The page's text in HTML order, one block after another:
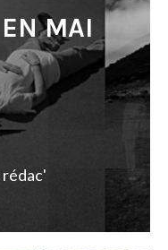
MAI
rédac'